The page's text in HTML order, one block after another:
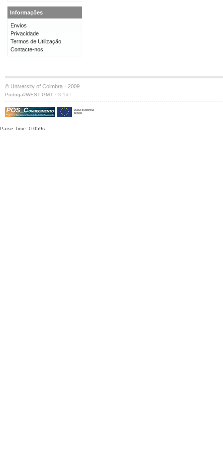
Informações
Envios
Privacidade
Termos de Utilização
Contacte-nos
© University of Coimbra · 2009
Portugal/WEST GMT · S:147
Parse Time: 0.059s